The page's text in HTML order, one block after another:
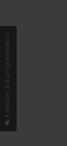
Participer à la programmation